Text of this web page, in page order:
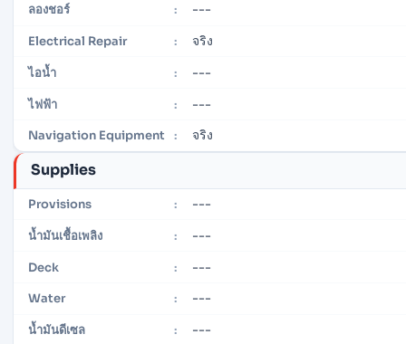
ลองชอร์ : ---
Electrical Repair : จริง
ไอน้ำ : ---
ไฟฟ้า : ---
Navigation Equipment : จริง
Supplies
Provisions : ---
น้ำมันเชื้อเพลิง : ---
Deck : ---
Water : ---
น้ำมันดีเซล : ---